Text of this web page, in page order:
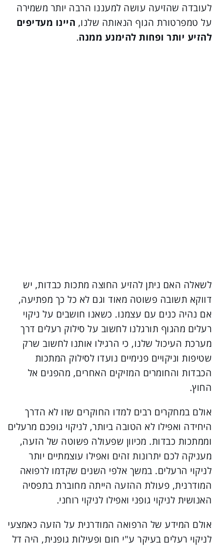
לעובדה שהזיעה עושה למעננו הרבה יותר משמירה
על טמפרטורת הגוף הנאותה שלנו, היינו מעדיפים
להזיע יותר ופחות להימנע ממנה.
לשאלה האם ניתן להזיע החוצה מתכות כבדות, יש
דווקא תשובה פשוטה מאוד וגם לא כל כך מפתיעה,
אם נהיה כנים עם עצמנו. כשאנו חושבים על ניקוי
רעלים מהגוף תורגלנו לחשוב על סילוק רעלים דרך
מערכת העיכול שלנו, כי הרגילו אותנו לחשוב שרק
שטיפות וניקויים פנימיים נועדו לסילוק המתכות
הכבדות והחומרים המזיקים האחרים, מהפנים אל
החוץ.
אולם במחקרים רבים למדו החוקרים שזו לא הדרך
היחידה ואפילו לא הטובה ביותר, לניקוי גופכם מרעלים
וממתכות כבדות. מכיוון שפעולה פשוטה של הזעה,
מעניקה לכם יתרונות זהים ואפילו עוצמתיים יותר
לניקוי הרעלים. במשך אלפי השנים שקדמו לרפואה
המודרנית, פעולת ההזעה הייתה מחוברת בתפסיה
האנושית לניקוי גופני ואפילו לניקוי רוחני.
אולם המידע של הרפואה המודרנית על הזעה כאמצעי
לניקוי רעלים בעיקר ע"י חום ופעילות גופנית, היה דל